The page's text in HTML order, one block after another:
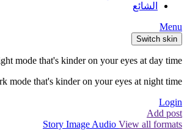
الشائع
Menu
Switch skin
mode that's kinder on your eyes at day time.
mode that's kinder on your eyes at night time.
Login
Add post
Story Image Audio View all formats